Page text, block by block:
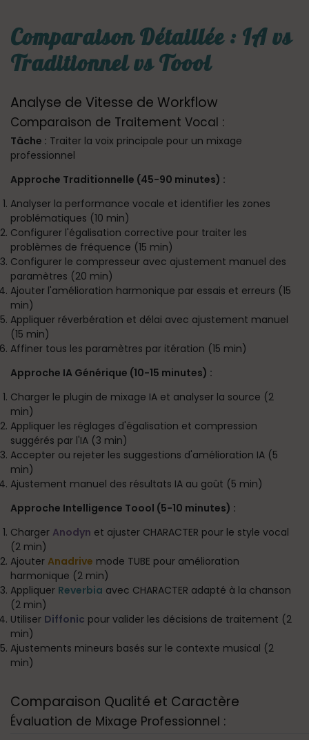
Comparaison Détaillée : IA vs
Traditionnel vs Toool
Analyse de Vitesse de Workflow
Comparaison de Traitement Vocal :
Tâche : Traiter la voix principale pour un mixage
professionnel
Approche Traditionnelle (45-90 minutes) :
Analyser la performance vocale et identifier les zones
problématiques (10 min)
Configurer l'égalisation corrective pour traiter les
problèmes de fréquence (15 min)
Configurer le compresseur avec ajustement manuel des
paramètres (20 min)
Ajouter l'amélioration harmonique par essais et erreurs (15
min)
Appliquer réverbération et délai avec ajustement manuel
(15 min)
Affiner tous les paramètres par itération (15 min)
Approche IA Générique (10-15 minutes) :
Charger le plugin de mixage IA et analyser la source (2
min)
Appliquer les réglages d'égalisation et compression
suggérés par l'IA (3 min)
Accepter ou rejeter les suggestions d'amélioration IA (5
min)
Ajustement manuel des résultats IA au goût (5 min)
Approche Intelligence Toool (5-10 minutes) :
Charger Anodyn et ajuster CHARACTER pour le style vocal
(2 min)
Ajouter Anadrive mode TUBE pour amélioration
harmonique (2 min)
Appliquer Reverbia avec CHARACTER adapté à la chanson
(2 min)
Utiliser Diffonic pour valider les décisions de traitement (2
min)
Ajustements mineurs basés sur le contexte musical (2
min)
Comparaison Qualité et Caractère
Évaluation de Mixage Professionnel :